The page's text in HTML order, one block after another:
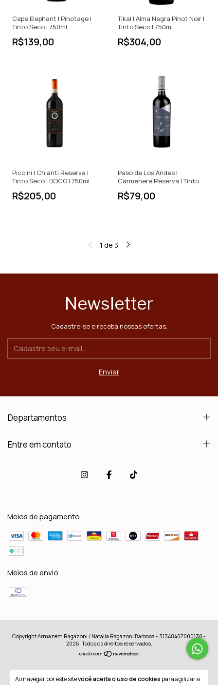
Ao navegar por este sitevocê aceita o uso de cookies para agilizar a
Cape Elephant | Pinotage |
Tinto Seco | 750ml
R$139,00
Tikal | Alma Negra Pinot Noir |
Tinto Seco | 750ml
R$304,00
Piccini | Chianti Reserva |
Tinto Seco | DOCG | 750ml
R$205,00
Paso de Los Andes |
Carmenere Reserva | Tinto
R$79,00
1 de3
Newsletter
Cadastre-se e receba nossas ofertas.
Departamentos
Entre em contato
Meios de pagamento
Meios de envio
Copyright Armazém Ragazoni / Natalia Ragazoni Barbosa - 31348407000138 -
2026. Todos os direitos reservados.